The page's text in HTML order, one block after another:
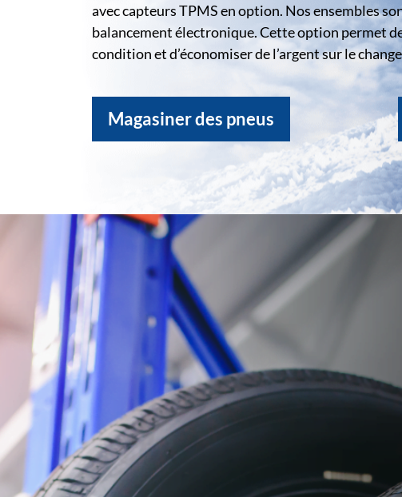
avec capteurs TPMS en option. Nos ensembles
balancement électronique. Cette option permet
condition et d’économiser de l’argent sur le
Magasiner des pneus